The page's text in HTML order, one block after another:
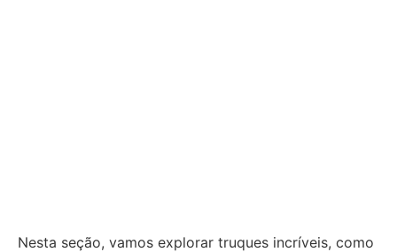
Nesta seção, vamos explorar truques incríveis, como